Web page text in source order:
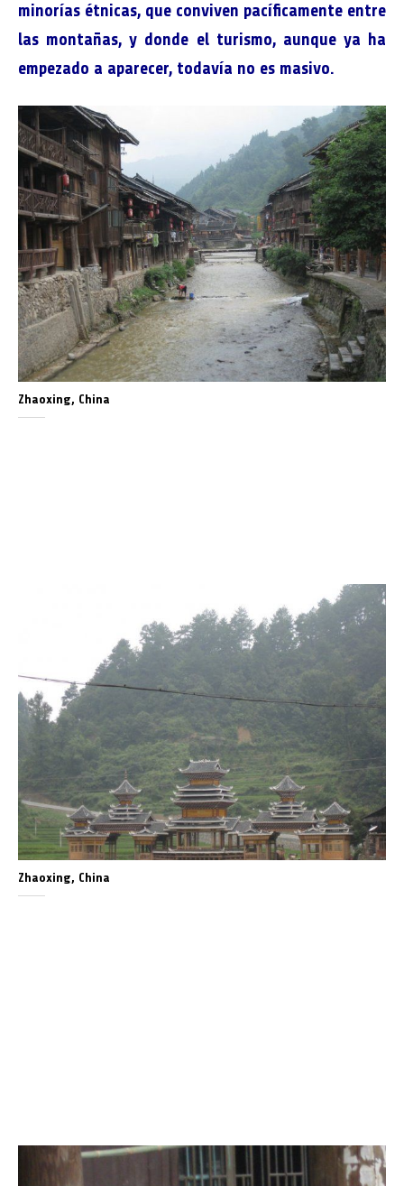
minorías étnicas, que conviven pacíficamente entre
las montañas, y donde el turismo, aunque ya ha
empezado a aparecer, todavía no es masivo.
Zhaoxing, China
Zhaoxing, China